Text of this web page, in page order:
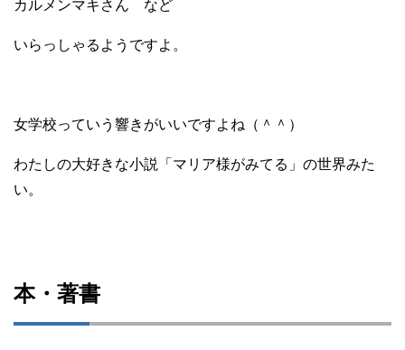
カルメンマキさん など
いらっしゃるようですよ。
女学校っていう響きがいいですよね（＾＾）
わたしの大好きな小説「マリア様がみてる」の世界みた
い。
本・著書